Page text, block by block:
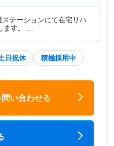
ステーションにて在宅リハ
ます。 …
日祝休 積極採用中
い合わせる